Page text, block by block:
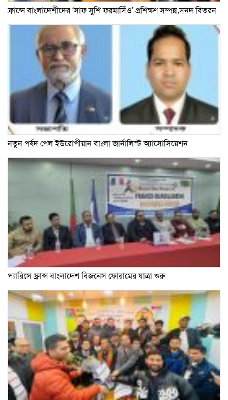
ফ্রান্সে বাংলাদেশীদের ‘সাফ সুশি ফরমাসিঁও’ প্রশিক্ষণ সম্পন্ন,সনদ বিতরন
নতুন পর্ষদ পেল ইউরোপীয়ান বাংলা জার্নালিস্ট অ্যাসোসিয়েশন
প্যারিসে ফ্রান্স বাংলাদেশ বিজনেস ফোরামের যাত্রা শুরু